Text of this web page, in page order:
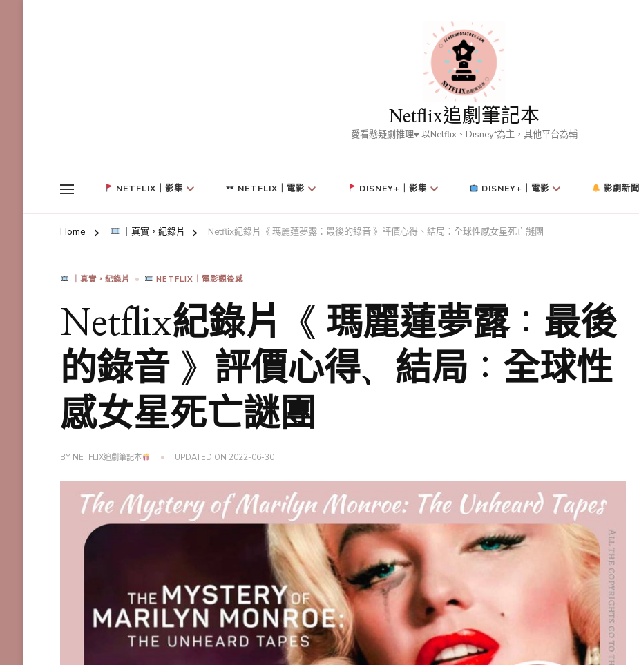
Netflix追劇筆記本
愛看懸疑劇推理♥ 以Netflix、Disney⁺為主，其他平台為輔
NETFLIX｜影集 NETFLIX｜電影 DISNEY+｜影集 DISNEY+｜電影 影劇新聞
Home ｜真實，紀錄片 Netflix紀錄片《 瑪麗蓮夢露：最後的錄音 》評價心得、結局：全球性感女星死亡謎團
｜真實，紀錄片 NETFLIX｜電影觀後感
Netflix紀錄片《 瑪麗蓮夢露：最後
的錄音 》評價心得、結局：全球性
感女星死亡謎團
BY NETFLIX追劇筆記本 UPDATED ON 2022-06-30